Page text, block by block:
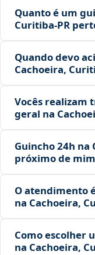
Quanto é um
Curitiba‑PR
Quando devo
Cachoeira,
Vocês realizam
geral na
Guincho 24h na
próximo de
O atendimento
na Cachoeira,
Como escolher
na Cachoeira,